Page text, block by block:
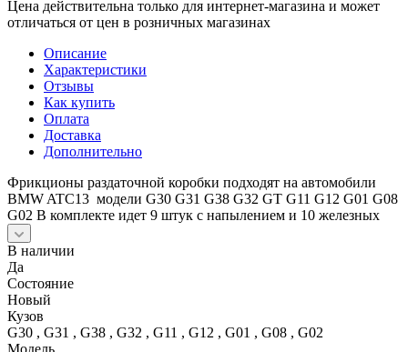
Цена действительна только для интернет-магазина и может
отличаться от цен в розничных магазинах
Описание
Характеристики
Отзывы
Как купить
Оплата
Доставка
Дополнительно
Фрикционы раздаточной коробки подходят на автомобили
BMW ATC13 модели G30 G31 G38 G32 GT G11 G12 G01 G08
G02 В комплекте идет 9 штук с напылением и 10 железных
В наличии
Да
Состояние
Новый
Кузов
G30 , G31 , G38 , G32 , G11 , G12 , G01 , G08 , G02
Модель